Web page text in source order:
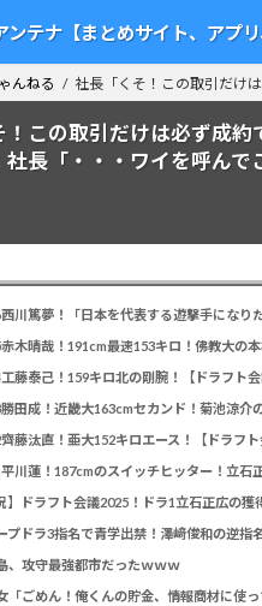
テナ【まとめサイト、アプリ
んねる 社長「くそ！この取引だけ
！この取引だけは必ず成約
社長「・・・ワイを呼ん
藤泰己！159キロ北の剛腕！【ドラフト会
藤汰直！亜大152キロエース！【ドラフト
】ドラフト会議2025！ドラ1立石正広の獲
、攻守最強都市だったｗｗｗ